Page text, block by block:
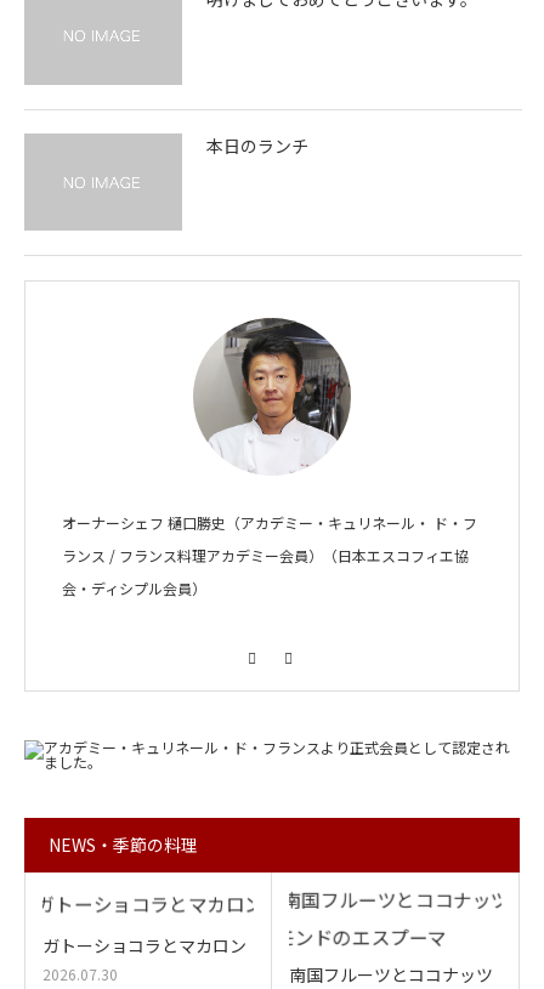
本日のランチ
オーナーシェフ 樋口勝史（アカデミー・キュリネール・ ド・フ
ランス / フランス料理アカデミー会員）（日本エスコフィエ協
会・ディシプル会員）
NEWS・季節の料理
ガトーショコラとマカロン
2026.07.30
南国フルーツとココナッツ